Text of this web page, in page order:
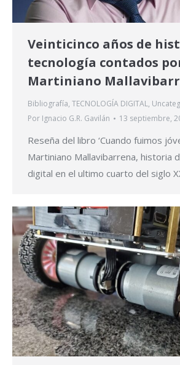
Veinticinco años de
tecnología contados
Martiniano
Bibliografía, TECNOLOGÍA DIGITAL,
Por Ignacio G.R. Gavilán 13 septiembre,
Reseña del libro ‘Cuando fuimos
Martiniano Mallavibarrena, historia
digital en el ultimo cuarto del siglo